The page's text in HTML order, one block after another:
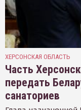
ХЕРСОНСКАЯ ОБЛАСТЬ
Часть
передать
санаториев